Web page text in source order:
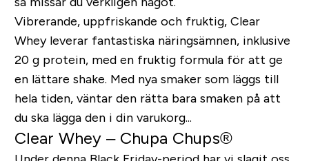
Vibrerande, uppfriskande och fruktig, Clear
Whey leverar fantastiska näringsämnen, inklusive
20 g protein, med en fruktig formula för att ge
en lättare shake. Med nya smaker som läggs till
hela tiden, väntar den rätta bara smaken på att
du ska lägga den i din varukorg...
Clear Whey – Chupa Chups®